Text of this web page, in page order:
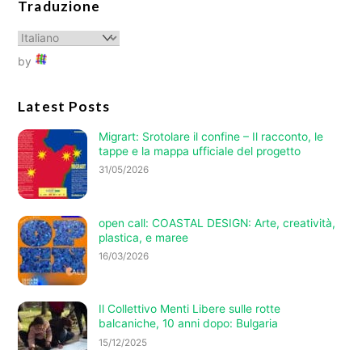
Traduzione
by
Latest Posts
Migrart: Srotolare il confine – Il racconto, le
tappe e la mappa ufficiale del progetto
31/05/2026
open call: COASTAL DESIGN: Arte, creatività,
plastica, e maree
16/03/2026
Il Collettivo Menti Libere sulle rotte
balcaniche, 10 anni dopo: Bulgaria
15/12/2025